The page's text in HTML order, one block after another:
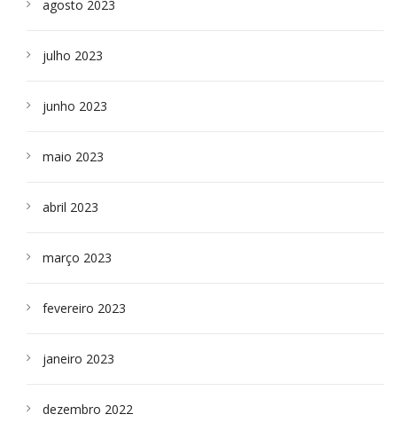
agosto 2023
julho 2023
junho 2023
maio 2023
abril 2023
março 2023
fevereiro 2023
janeiro 2023
dezembro 2022